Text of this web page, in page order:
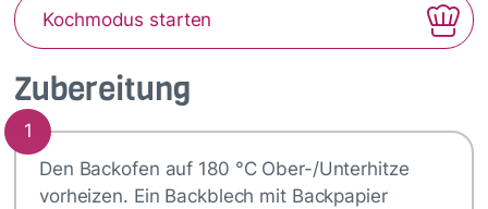
Zubereitung
1
Den Backofen auf 180 °C Ober-/Unterhitze
vorheizen. Ein Backblech mit Backpapier
Kochmodus starten